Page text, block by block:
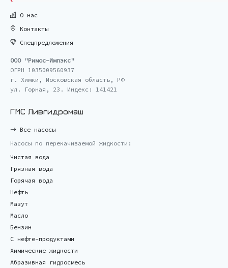
О нас
Контакты
Спецпредложения
ООО "Римос-Импэкс"
ОГРН 1035009560937
г. Химки, Московская область, РФ
ул. Горная, 23. Индекс: 141421
ГМС Ливгидромаш
Все насосы
Насосы по перекачиваемой жидкости:
Чистая вода
Грязная вода
Горячая вода
Нефть
Мазут
Масло
Бензин
С нефте-продуктами
Химические жидкости
Абразивная гидросмесь